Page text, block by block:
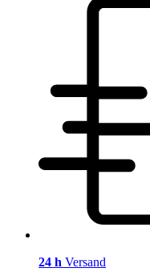
24 h Versand